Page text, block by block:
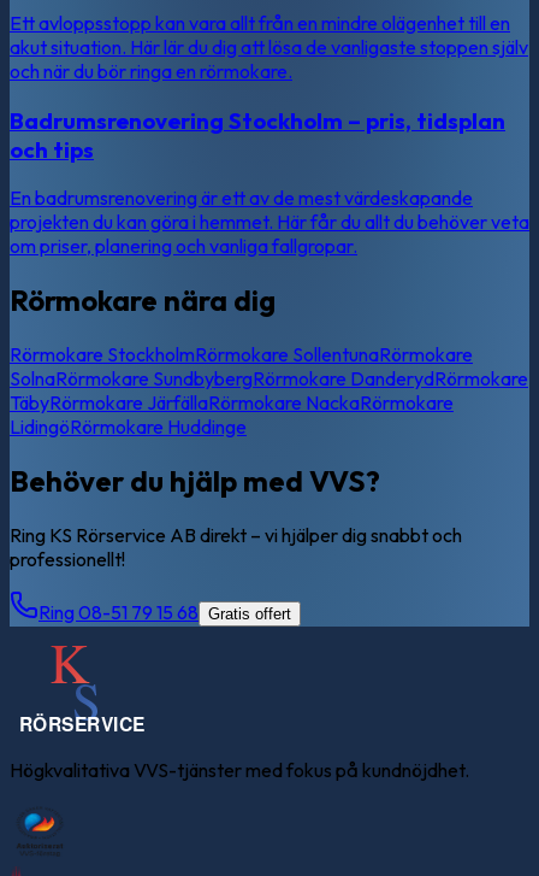
Ett avloppsstopp kan vara allt från en mindre olägenhet till en
akut situation. Här lär du dig att lösa de vanligaste stoppen själv
och när du bör ringa en rörmokare.
Badrumsrenovering Stockholm – pris, tidsplan
och tips
En badrumsrenovering är ett av de mest värdeskapande
projekten du kan göra i hemmet. Här får du allt du behöver veta
om priser, planering och vanliga fallgropar.
Rörmokare nära dig
Rörmokare StockholmRörmokare SollentunaRörmokare
SolnaRörmokare SundbybergRörmokare DanderydRörmokare
TäbyRörmokare JärfällaRörmokare NackaRörmokare
LidingöRörmokare Huddinge
Behöver du hjälp med VVS?
Ring KS Rörservice AB direkt – vi hjälper dig snabbt och
professionellt!
Ring 08-51 79 15 68 Gratis offert
Högkvalitativa VVS-tjänster med fokus på kundnöjdhet.